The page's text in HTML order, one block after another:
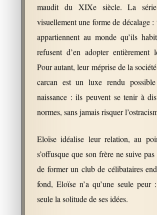
maudit du XIXe siècle. La série
visuellement une forme de décalage :
appartiennent au monde qu’ils
refusent d’en adopter entièrement
Pour autant, leur méprise de la
carcan est un luxe rendu
naissance : ils peuvent se tenir à
normes, sans jamais risquer
Eloïse idéalise leur relation, au
s’offusque que son frère ne suive pas
de former un club de célibataires
fond, Eloïse n’a qu’une seule peur
seule la solitude de ses idées.